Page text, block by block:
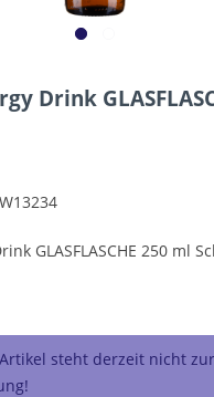
Drink
GLASFLASCHE 250 ml
steht derzeit nicht zur